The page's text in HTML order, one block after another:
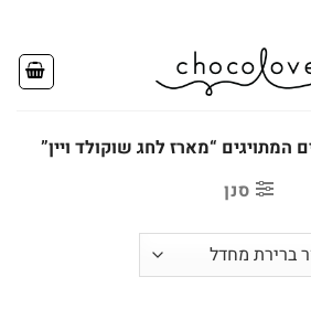
המתויגים “מארז לחג שוקולד ויין”
סנן